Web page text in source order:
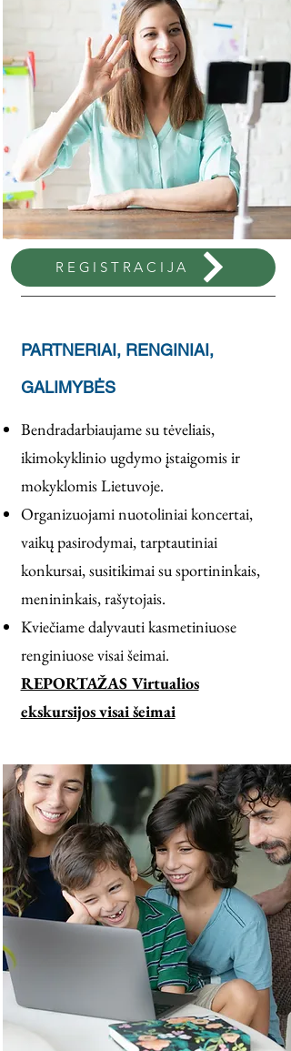
REGISTRACIJA
PARTNERIAI, RENGINIAI,
GALIMYBĖS
Bendradarbiaujame su tėveliais,
ikimokyklinio ugdymo įstaigomis ir
mokyklomis Lietuvoje.
Organizuojami nuotoliniai koncertai,
vaikų pasirodymai, tarptautiniai
konkursai, susitikimai su sportininkais,
menininkais, rašytojais.
Kviečiame dalyvauti kasmetiniuose
renginiuose visai šeimai.
REPORTAŽAS Virtualios
ekskursijos visai šeimai